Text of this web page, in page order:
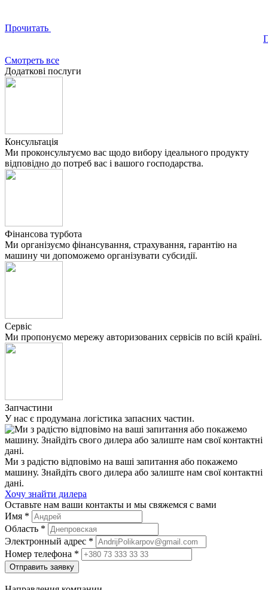
Прочитать
Смотреть все
Додаткові послуги
Консультація
Ми проконсультуємо вас щодо вибору ідеального продукту
відповідно до потреб вас і вашого господарства.
Фінансова турбота
Ми організуємо фінансування, страхування, гарантію на
машину чи допоможемо організувати субсидії.
Сервіс
Ми пропонуємо мережу авторизованих сервісів по всій країні.
Запчастини
У нас є продумана логістика запасних частин.
Ми з радістю відповімо на ваші запитання або покажемо
машину. Знайдіть свого дилера або залиште нам свої контактні
дані.
Хочу знайти дилера
Оставьте нам ваши контакты и мы свяжемся с вами
Имя *
Область *
Электронный адрес *
Номер телефона *
Отправить заявку